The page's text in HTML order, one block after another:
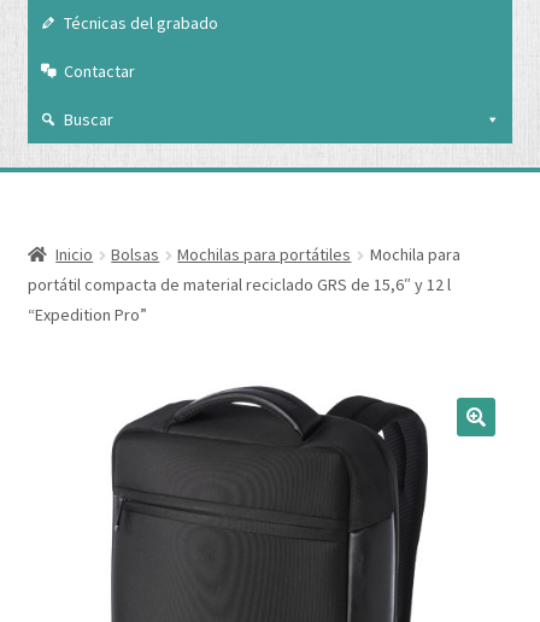
Técnicas del grabado
Contactar
Buscar
Nuestra empresa
Catálogo
Técnicas del grabado
Contactar
Inicio Bolsas Mochilas para portátiles
Mochila para
portátil compacta de material reciclado GRS de 15,6″ y 12 l
“Expedition Pro”